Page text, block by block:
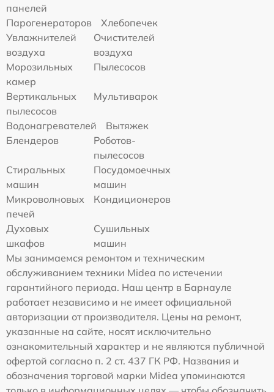
панелей
Парогенераторов
Хлебопечек
Увлажнителей
воздуха
Очистителей
воздуха
Морозильных
камер
Пылесосов
Вертикальных
пылесосов
Мультиварок
Водонагревателей
Вытяжек
Блендеров
Роботов-
пылесосов
Стиральных
машин
Посудомоечных
машин
Микроволновых
печей
Кондиционеров
Духовых
шкафов
Сушильных
машин
Мы занимаемся ремонтом и техническим
обслуживанием техники Midea по истечении
гарантийного периода. Наш центр в Барнауле
работает независимо и не имеет официальной
авторизации от производителя. Цены на ремонт,
указанные на сайте, носят исключительно
ознакомительный характер и не являются публичной
офертой согласно п. 2 ст. 437 ГК РФ. Названия и
обозначения торговой марки Midea упоминаются